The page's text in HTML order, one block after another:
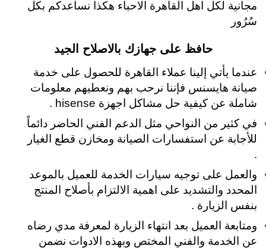
مجانية لكل اهل القاهرة الاحباء هكذا نساعدكم بكل
سُرُور
حافظ على جهازك بالاصلاح الجيد
عندما يأتي إلينا عملاء القاهرة للحصول على خدمة
صيانة هايسنس فإننا نرحب بهم ونعطيهم معلومات
شاملة عن كيفية حل مشاكل اجهزة hisense .
في كثير من النواحي مثل الدعم الفني الحاضر دائماً
للأجابة عن استفسارات الصيانة ومخازن قطع الغيار
.
والعمل على توجيه سيارات الخدمة للعميل بالموعد
المحدد والتشديد على اهمية الالتزام بأصلاح المنتج
بنفس الزيارة .
ومتابعة العميل بعد انتهاء الزيارة لمعرفة مدي رضاه
عن الخدمة والفني المختص وبهذه الادوات نضمن